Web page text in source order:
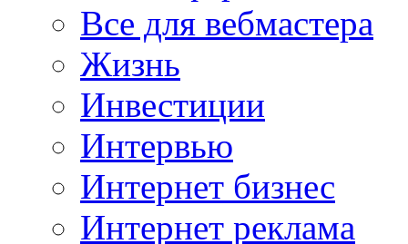
Все для вебмастера
Жизнь
Инвестиции
Интервью
Интернет бизнес
Интернет реклама